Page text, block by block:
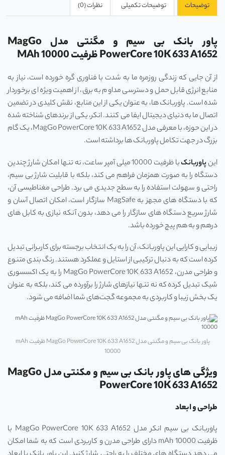
توضیحات توضیحات تکمیلی نظرات (0)
پاور بانک بی سیم و مگنتی مدل MagGo
PowerCore 10K 633 A1652 ظرفیت MAh 10000
از آن جایی که زندگی روزمره ما به شدت با فناوری گره خورده است، نیاز به
منابع انرژی قابل حمل و دسترسی مداوم به برق، از اهمیت ویژه ‌ای برخوردار
شده است. پاوربانک ‌ها، به عنوان یکی از این منابع، نقش کلیدی در تضمین
اتصال ما به دنیای دیجیتال ایفا می ‌کنند. انکر، یکی از برندهای شناخته شده
در این حوزه، با معرفی مدل MagGo PowerCore 10K 633 A1652، یک گام
بزرگ در جهت تکامل پاوربانک ‌ها برداشته است.
اینپاوربانک
با ظرفیت 10000 میلی آمپر ساعت، نه تنها امکان شارژ چندین
دستگاه را به صورت همزمان فراهم می ‌کند، بلکه با قابلیت شارژ بی ‌سیم،
راحتی و سهولت استفاده را به سطح جدیدی می ‌برد. طراحی مغناطیسی آن،
که با دستگاه ‌های مجهز به MagSafe سازگار است، امکان اتصال آسان و
شارژ سریع دستگاه‌ های سازگار را می‌ دهد، بدون آنکه نیازی به کابل‌ های
درهم و به هم پیچ خورده باشد.
زیبایی و کارایی این پاوربانک، آن را به یک انتخاب برجسته برای کاربرانی تبدیل
کرده است که به دنبال ترکیبی از استایل و عملکرد هستند. رنگ‌ بندی متنوع
و طراحی مدرن، MagGo PowerCore 10K 633 A1652 را به یک اکسسوری
شیک تبدیل کرده که نه تنها نیازهای شارژ را برآورده می‌ کند، بلکه به عنوان
یک بخش زیبا و کاربردی به مجموعه گجت‌های شما اضافه می ‌شود.
پاور بانک بی سیم و مگنتی مدل MagGo PowerCore 10K 633 A1652 ظرفیت mAh
10000
ویژگی های پاور بانک بی سیم و مکنتی مدل MagGo
PowerCore 10K 633 A1652
طراحی و ابعاد
پاوربانک بی‌ سیم انکر مدل MagGo PowerCore 10K 633 A1652 با
ظرفیت mAh 10000 دارای طراحی مدرن و کاربردی است که به شما امکان